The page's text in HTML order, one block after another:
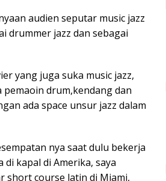
audien seputar music jazz
drummer jazz dan sebagai
yang juga suka music jazz,
drum,kendang dan
ada space unsur jazz dalam
nya saat dulu bekerja
kapal di Amerika, saya
short course latin di Miami,